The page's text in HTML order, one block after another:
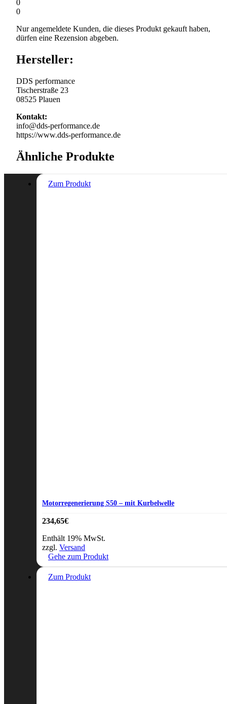
0
0
Nur angemeldete Kunden, die dieses Produkt gekauft haben,
dürfen eine Rezension abgeben.
Hersteller:
DDS performance
Tischerstraße 23
08525 Plauen
Kontakt:
info@dds-performance.de
https://www.dds-performance.de
Ähnliche Produkte
Zum Produkt
Motorregenerierung S50 – mit Kurbelwelle
234,65€
Enthält 19% MwSt.
zzgl. Versand
Gehe zum Produkt
Zum Produkt